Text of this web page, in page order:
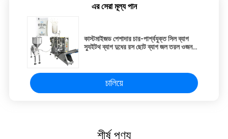
এর সেরা মূল্য পান
কাস্টমাইজড পেশাদার চার-পার্শ্বযুক্ত সিল ব্যাগ
স্যুইটথ ব্যাগ দুধের রস ছোট ব্যাগ জল তরল ওজন
চালিয়ে
শীর্ষ পণ্য